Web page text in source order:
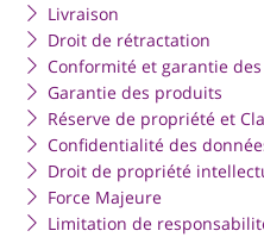
Livraison
Droit de rétractation
Conformité et garantie
Garantie des produits
Réserve de propriété et
Confidentialité des
Droit de propriété
Force Majeure
Limitation de